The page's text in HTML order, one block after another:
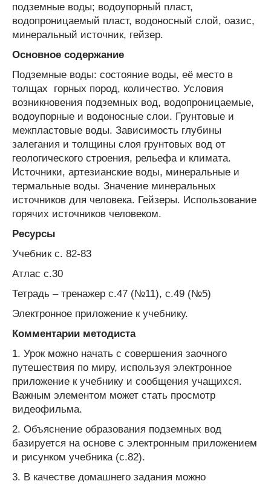
подземные воды; водоупорный пласт,
водопроницаемый пласт, водоносный слой, оазис,
минеральный источник, гейзер.
Основное содержание
Подземные воды: состояние воды, её место в
толщах горных пород, количество. Условия
возникновения подземных вод, водопроницаемые,
водоупорные и водоносные слои. Грунтовые и
межпластовые воды. Зависимость глубины
залегания и толщины слоя грунтовых вод от
геологического строения, рельефа и климата.
Источники, артезианские воды, минеральные и
термальные воды. Значение минеральных
источников для человека. Гейзеры. Использование
горячих источников человеком.
Ресурсы
Учебник с. 82-83
Атлас с.30
Тетрадь – тренажер с.47 (№11), с.49 (№5)
Электронное приложение к учебнику.
Комментарии методиста
1. Урок можно начать с совершения заочного
путешествия по миру, используя электронное
приложение к учебнику и сообщения учащихся.
Важным элементом может стать просмотр
видеофильма.
2. Объяснение образования подземных вод
базируется на основе с электронным приложением
и рисунком учебника (с.82).
3. В качестве домашнего задания можно